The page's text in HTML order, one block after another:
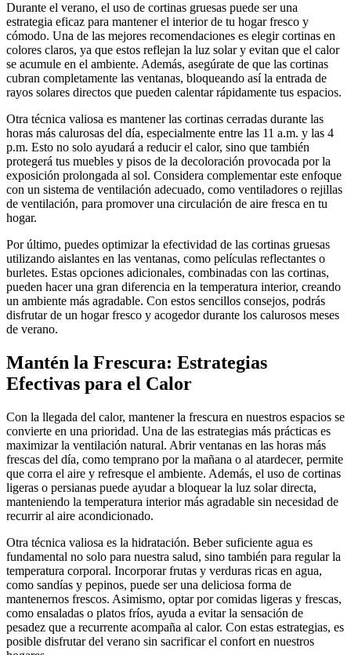
Durante el verano, el uso de cortinas gruesas puede ser una
estrategia eficaz para mantener el interior de tu hogar fresco y
cómodo. Una de las mejores recomendaciones es elegir cortinas en
colores claros, ya que estos reflejan la luz solar y evitan que el calor
se acumule en el ambiente. Además, asegúrate de que las cortinas
cubran completamente las ventanas, bloqueando así la entrada de
rayos solares directos que pueden calentar rápidamente tus espacios.
Otra técnica valiosa es mantener las cortinas cerradas durante las
horas más calurosas del día, especialmente entre las 11 a.m. y las 4
p.m. Esto no solo ayudará a reducir el calor, sino que también
protegerá tus muebles y pisos de la decoloración provocada por la
exposición prolongada al sol. Considera complementar este enfoque
con un sistema de ventilación adecuado, como ventiladores o rejillas
de ventilación, para promover una circulación de aire fresca en tu
hogar.
Por último, puedes optimizar la efectividad de las cortinas gruesas
utilizando aislantes en las ventanas, como películas reflectantes o
burletes. Estas opciones adicionales, combinadas con las cortinas,
pueden hacer una gran diferencia en la temperatura interior, creando
un ambiente más agradable. Con estos sencillos consejos, podrás
disfrutar de un hogar fresco y acogedor durante los calurosos meses
de verano.
Mantén la Frescura: Estrategias
Efectivas para el Calor
Con la llegada del calor, mantener la frescura en nuestros espacios se
convierte en una prioridad. Una de las estrategias más prácticas es
maximizar la ventilación natural. Abrir ventanas en las horas más
frescas del día, como temprano por la mañana o al atardecer, permite
que corra el aire y refresque el ambiente. Además, el uso de cortinas
ligeras o persianas puede ayudar a bloquear la luz solar directa,
manteniendo la temperatura interior más agradable sin necesidad de
recurrir al aire acondicionado.
Otra técnica valiosa es la hidratación. Beber suficiente agua es
fundamental no solo para nuestra salud, sino también para regular la
temperatura corporal. Incorporar frutas y verduras ricas en agua,
como sandías y pepinos, puede ser una deliciosa forma de
mantenernos frescos. Asimismo, optar por comidas ligeras y frescas,
como ensaladas o platos fríos, ayuda a evitar la sensación de
pesadez que a recurrente acompaña al calor. Con estas estrategias, es
posible disfrutar del verano sin sacrificar el confort en nuestros